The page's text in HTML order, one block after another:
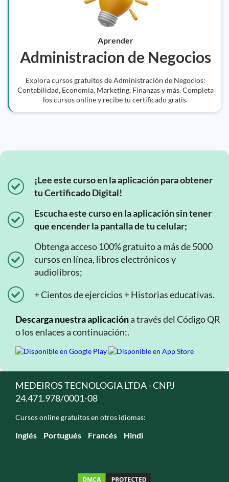
Aprender
Administracion de Negocios
Explora cursos gratuitos de Administración de Negocios:
Contabilidad, Economía, Marketing, Finanzas y más. Completa
los cursos online y recibe tu certificado gratis.
¡Lee este curso en la aplicación para obtener
tu Certificado Digital!
Escucha este curso en la aplicación sin tener
que encender la pantalla de tu celular;
Obtenga acceso 100% gratuito a más de 5000
cursos en línea, libros electrónicos y
audiolibros;
+ Cientos de ejercicios + Historias educativas.
Descarga nuestra aplicacióna través del Código QR
o los enlaces a continuación:.
MEDEIROS TECNOLOGIA LTDA - CNPJ
24.471.978/0001-08
Cursos online gratuitos en otros idiomas:
Inglés Portugués Francés Hindi